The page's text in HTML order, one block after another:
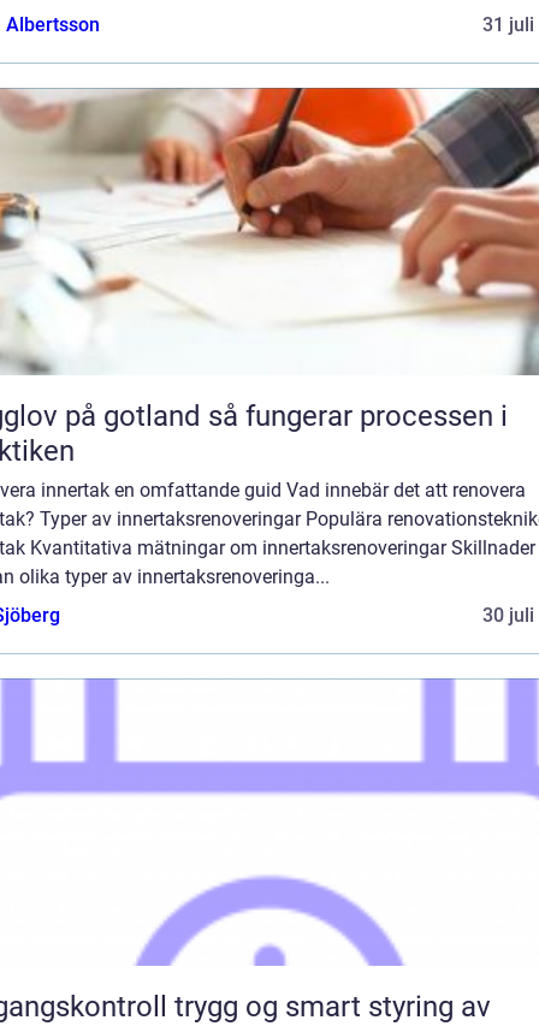
Albertsson
31 juli
gotland så fungerar processen i
innertak en omfattande guid Vad innebär det att renovera
Typer av innertaksrenoveringar Populära
Kvantitativa mätningar om innertaksrenoveringar Skillnader
olika typer av innertaksrenoveringa...
30 juli
trygg og smart styring av